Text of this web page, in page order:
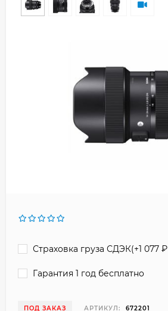
Страховка груза СДЭК(+1 077
Гарантия 1 год бесплатно
ПОД ЗАКАЗ АРТИКУЛ: 672201